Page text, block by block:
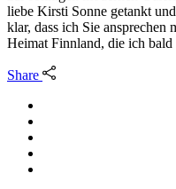
liebe Kirsti Sonne getankt
klar, dass ich Sie ansprechen
Heimat Finnland, die ich bald
Share